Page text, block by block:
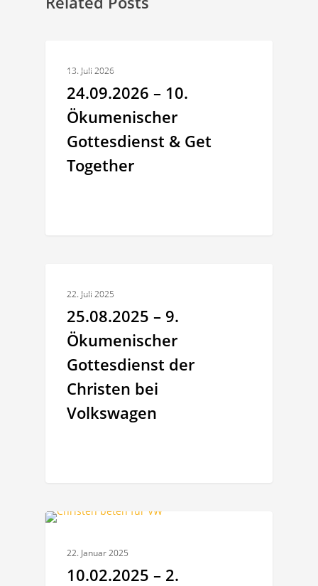
13. Juli 2026
24.09.2026 – 10.
Ökumenischer
Gottesdienst & Get
Together
22. Juli 2025
25.08.2025 – 9.
Ökumenischer
Gottesdienst der
Christen bei
Volkswagen
22. Januar 2025
10.02.2025 – 2.